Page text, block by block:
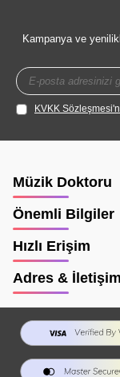
Kampanya ve
KVKK
Müzik Doktoru
Önemli Bilgiler
Hızlı Erişim
Adres & İletişim